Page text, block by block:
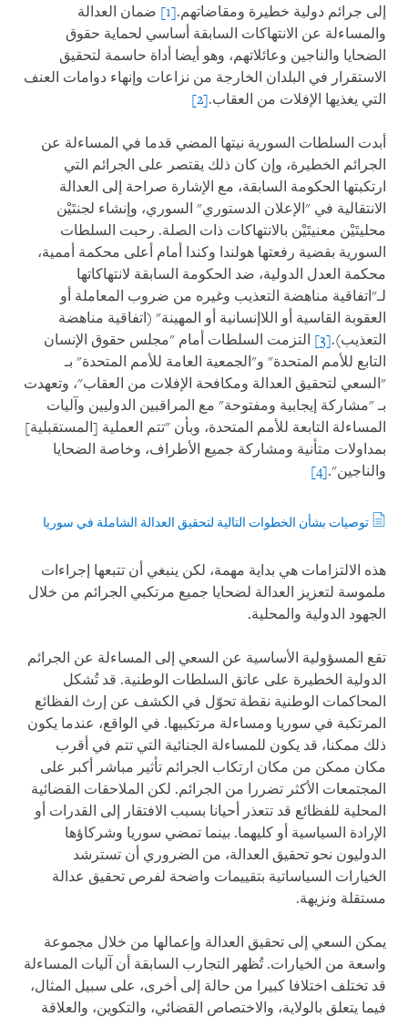
إلى جرائم دولية خطيرة ومقاضاتهم.[1]
ضمان العدالة
والمساءلة عن الانتهاكات السابقة أساسي لحماية حقوق
الضحايا والناجين وعائلاتهم، وهو أيضا أداة حاسمة لتحقيق
الاستقرار في البلدان الخارجة من نزاعات وإنهاء دوامات العنف
التي يغذيها الإفلات من العقاب.[2]
أبدت السلطات السورية نيتها المضي قدما في المساءلة عن
الجرائم الخطيرة، وإن كان ذلك يقتصر على الجرائم التي
ارتكبتها الحكومة السابقة، مع الإشارة صراحة إلى العدالة
الانتقالية في "الإعلان الدستوري" السوري، وإنشاء لجنتَيْن
محليتَيْن معنيتَيْن بالانتهاكات ذات الصلة. رحبت السلطات
السورية بقضية رفعتها هولندا وكندا أمام أعلى محكمة أممية،
محكمة العدل الدولية، ضد الحكومة السابقة لانتهاكاتها
لـ"اتفاقية مناهضة التعذيب وغيره من ضروب المعاملة أو
العقوبة القاسية أو اللاإنسانية أو المهينة" (اتفاقية مناهضة
التعذيب).[3]
التزمت السلطات أمام "مجلس حقوق الإنسان
التابع للأمم المتحدة" و"الجمعية العامة للأمم المتحدة" بـ
"السعي لتحقيق العدالة ومكافحة الإفلات من العقاب"، وتعهدت
بـ "مشاركة إيجابية ومفتوحة" مع المراقبين الدوليين وآليات
المساءلة التابعة للأمم المتحدة، وبأن "تتم العملية [المستقبلية]
بمداولات متأنية ومشاركة جميع الأطراف، وخاصة الضحايا
والناجين".[4]
توصيات بشأن الخطوات التالية لتحقيق العدالة الشاملة في سوريا
هذه الالتزامات هي بداية مهمة، لكن ينبغي أن تتبعها إجراءات
ملموسة لتعزيز العدالة لضحايا جميع مرتكبي الجرائم من خلال
الجهود الدولية والمحلية.
تقع المسؤولية الأساسية عن السعي إلى المساءلة عن الجرائم
الدولية الخطيرة على عاتق السلطات الوطنية. قد تُشكل
المحاكمات الوطنية نقطة تحوّل في الكشف عن إرث الفظائع
المرتكبة في سوريا ومساءلة مرتكبيها. في الواقع، عندما يكون
ذلك ممكنا، قد يكون للمساءلة الجنائية التي تتم في أقرب
مكان ممكن من مكان ارتكاب الجرائم تأثير مباشر أكبر على
المجتمعات الأكثر تضررا من الجرائم. لكن الملاحقات القضائية
المحلية للفظائع قد تتعذر أحيانا بسبب الافتقار إلى القدرات أو
الإرادة السياسية أو كليهما. بينما تمضي سوريا وشركاؤها
الدوليون نحو تحقيق العدالة، من الضروري أن تسترشد
الخيارات السياساتية بتقييمات واضحة لفرص تحقيق عدالة
مستقلة ونزيهة.
يمكن السعي إلى تحقيق العدالة وإعمالها من خلال مجموعة
واسعة من الخيارات. تُظهر التجارب السابقة أن آليات المساءلة
قد تختلف اختلافا كبيرا من حالة إلى أخرى، على سبيل المثال،
فيما يتعلق بالولاية، والاختصاص القضائي، والتكوين، والعلاقة